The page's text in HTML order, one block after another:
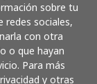
sobre tu
redes sociales,
con otra
o que hayan
Para más
y otras